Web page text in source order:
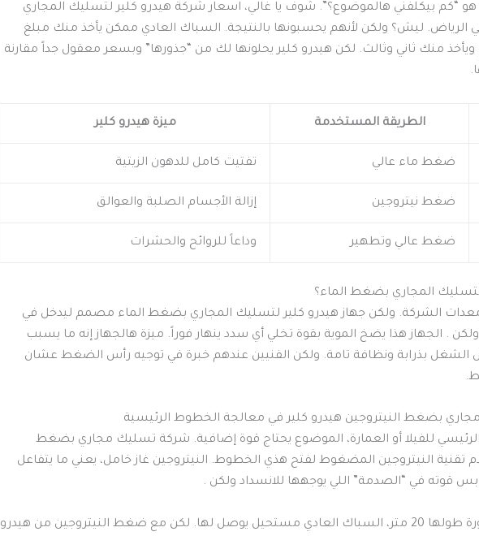
“كم بيكلفني هالموضوع؟”. شوف يا غالي، اسعار شركة هيدرو كلير لتسليك المجاري
ليش؟ ولكن لأنهم يحسبونها بالنتيجة. السباك العادي ممكن يأخذ منك مبلغ
منك ثاني وثالث. لكن هيدرو كلير يحلونها لك من “جذورها” وبسعر معقول جداً مقارنة
الطريقة المستخدمة ميزة هيدرو كلير
ضغط ماء عالي تفتيت كامل للدهون الزيتية
ضغط نيتروجين إزالة الأجسام الصلبة والعوالق
ضغط عالي وتطهير وداعاً للروائح والحشرات
المجاري بضغط الماء؟
معدات الشركة. ولكن جهاز هيدرو كلير لتسليك المجاري بضغط الماء مصمم ليدخل في
. الجهاز هذا يضخ الموية بقوة تخلي أي سدد ينهار فوراً. ميزة هالجهاز إنه ما يسبب
الشغل بذرابة ونظافة تامة. ولكن الفنيين عندهم خبرة في توجيه رأس الضغط عشان
بضغط النيتروجين هيدرو كلير في معالجة الخطوط الرئيسية
للفيلا أو العمارة، الموضوع يحتاج قوة إضافية. شركة تسليك مجاري بضغط
تقنية النيتروجين المضغوط لفتح هذي الخطوط. النيتروجين غاز خامل، يعني ما يتفاعل
قوته في “الصدمة” اللي يوجهها للانسداد ولكن .
تخيل إن عندك سدد في ماسورة طولها 20 متر، السباك العادي مستحيل يوصل لها. لكن مع ضغط النيتروجين من هيدرو